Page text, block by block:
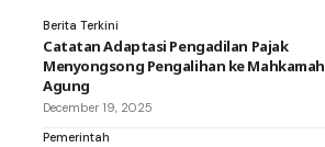
Berita Terkini
Catatan Adaptasi Pengadilan Pajak
Menyongsong Pengalihan ke Mahkamah
Agung
December 19, 2025
Pemerintah